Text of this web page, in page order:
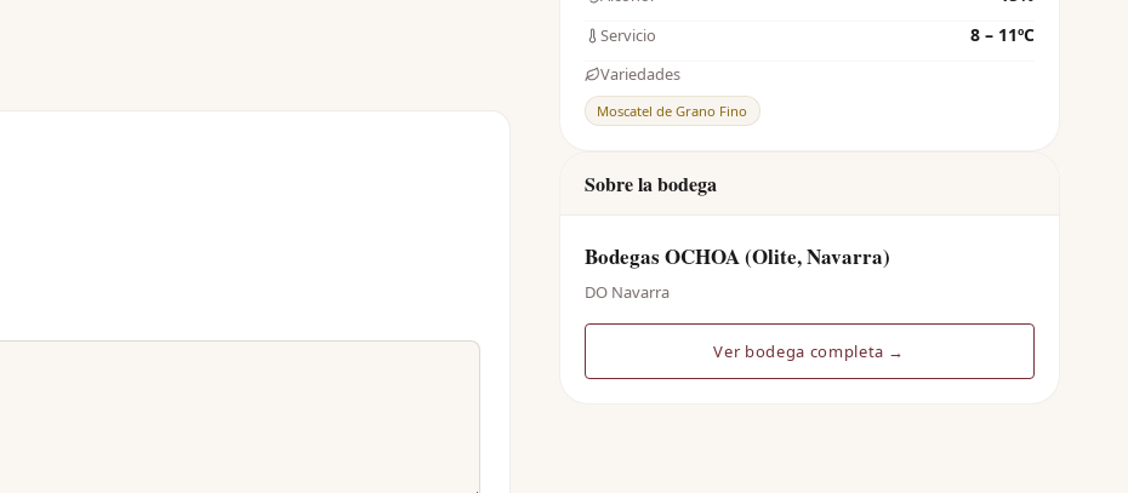
Servicio 8 – 11ºC
Variedades
Moscatel de Grano Fino
Sobre la bodega
Bodegas OCHOA (Olite, Navarra)
DO Navarra
Ver bodega completa →